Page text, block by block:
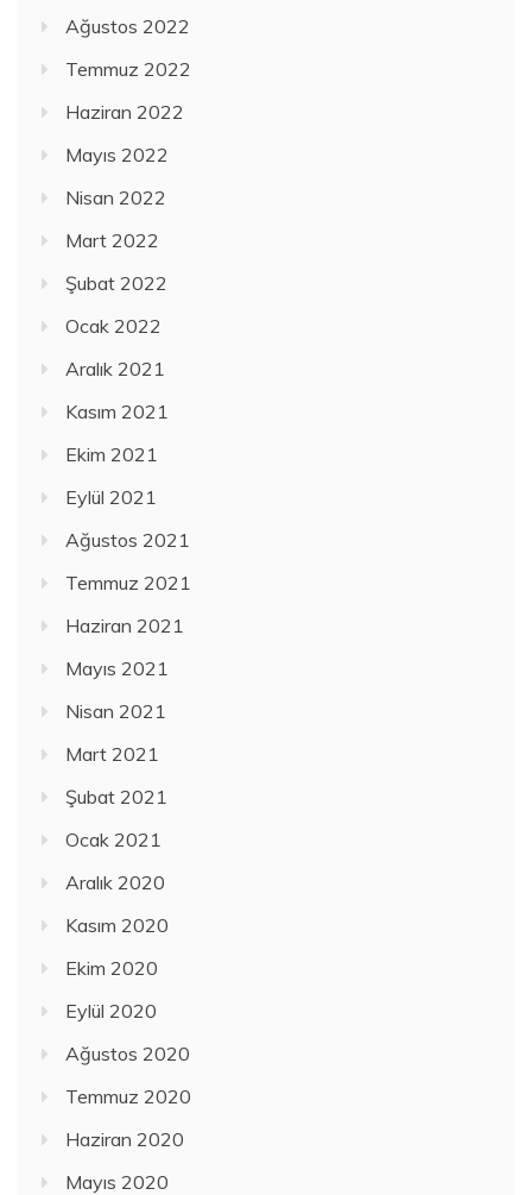
Ağustos 2022
Temmuz 2022
Haziran 2022
Mayıs 2022
Nisan 2022
Mart 2022
Şubat 2022
Ocak 2022
Aralık 2021
Kasım 2021
Ekim 2021
Eylül 2021
Ağustos 2021
Temmuz 2021
Haziran 2021
Mayıs 2021
Nisan 2021
Mart 2021
Şubat 2021
Ocak 2021
Aralık 2020
Kasım 2020
Ekim 2020
Eylül 2020
Ağustos 2020
Temmuz 2020
Haziran 2020
Mayıs 2020